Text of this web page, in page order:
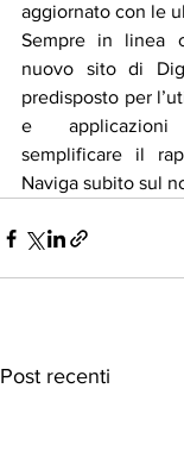
aggiornato con le
Sempre in linea
nuovo sito di
predisposto per
e
semplificare il
Naviga subito sul
Post recenti